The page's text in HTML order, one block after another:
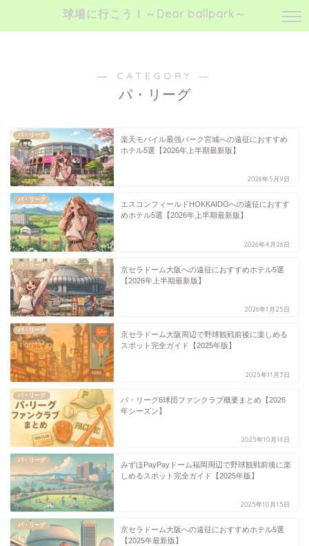
球場に行こう！～Dear ballpark～
― CATEGORY ―
パ・リーグ
パ・リーグ
楽天モバイル最強パーク宮城への遠征におすすめ
ホテル5選【2026年上半期最新版】
2026年5月9日
パ・リーグ
エスコンフィールドHOKKAIDOへの遠征におすす
めホテル5選【2026年上半期最新版】
2026年4月26日
パ・リーグ
京セラドーム大阪への遠征におすすめホテル5選
【2026年上半期最新版】
2026年1月25日
パ・リーグ
京セラドーム大阪周辺で野球観戦前後に楽しめる
スポット完全ガイド【2025年版】
2025年11月3日
パ・リーグ
パ・リーグ6球団ファンクラブ概要まとめ【2026
年シーズン】
2025年10月16日
パ・リーグ
みずほPayPayドーム福岡周辺で野球観戦前後に楽
しめるスポット完全ガイド【2025年版】
2025年10月15日
パ・リーグ
京セラドーム大阪への遠征におすすめホテル5選
【2025年最新版】